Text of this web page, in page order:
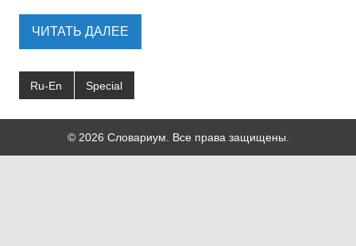
ЧИТАТЬ ДАЛЕЕ
Ru-En Special
© 2026 Словариум. Все права защищены.